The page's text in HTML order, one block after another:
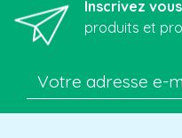
Inscrivez
produits et